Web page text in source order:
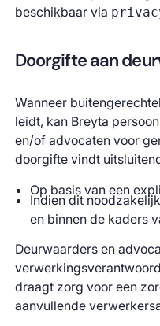
beschikbaar via
Doorgifte aan
Wanneer
leidt, kan Breyta
en/of advocaten voor
doorgifte vindt
Op basis van een
Indien dit
en binnen de kaders
Deurwaarders en
draagt zorg voor een
aanvullende